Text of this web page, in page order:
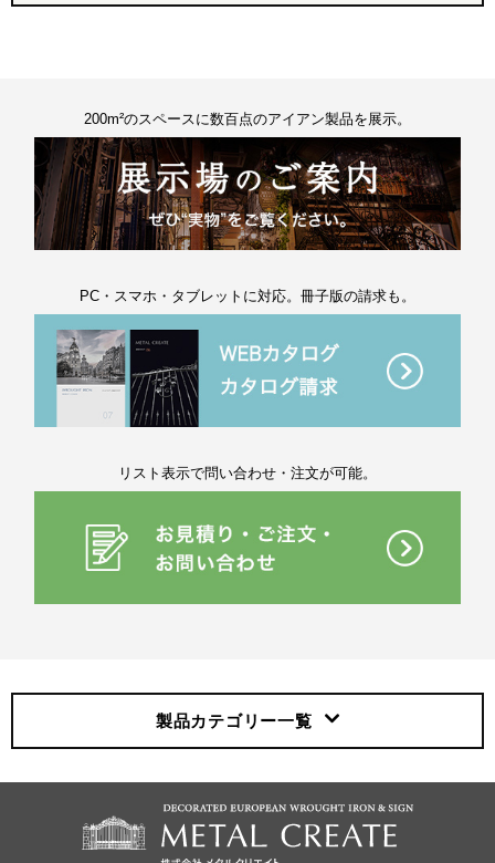
200m²のスペースに数百点のアイアン製品を展示。
PC・スマホ・タブレットに対応。冊子版の請求も。
リスト表示で問い合わせ・注文が可能。
製品カテゴリー一覧